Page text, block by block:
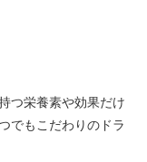
つ栄養素や効果だけ
でもこだわりのドラ